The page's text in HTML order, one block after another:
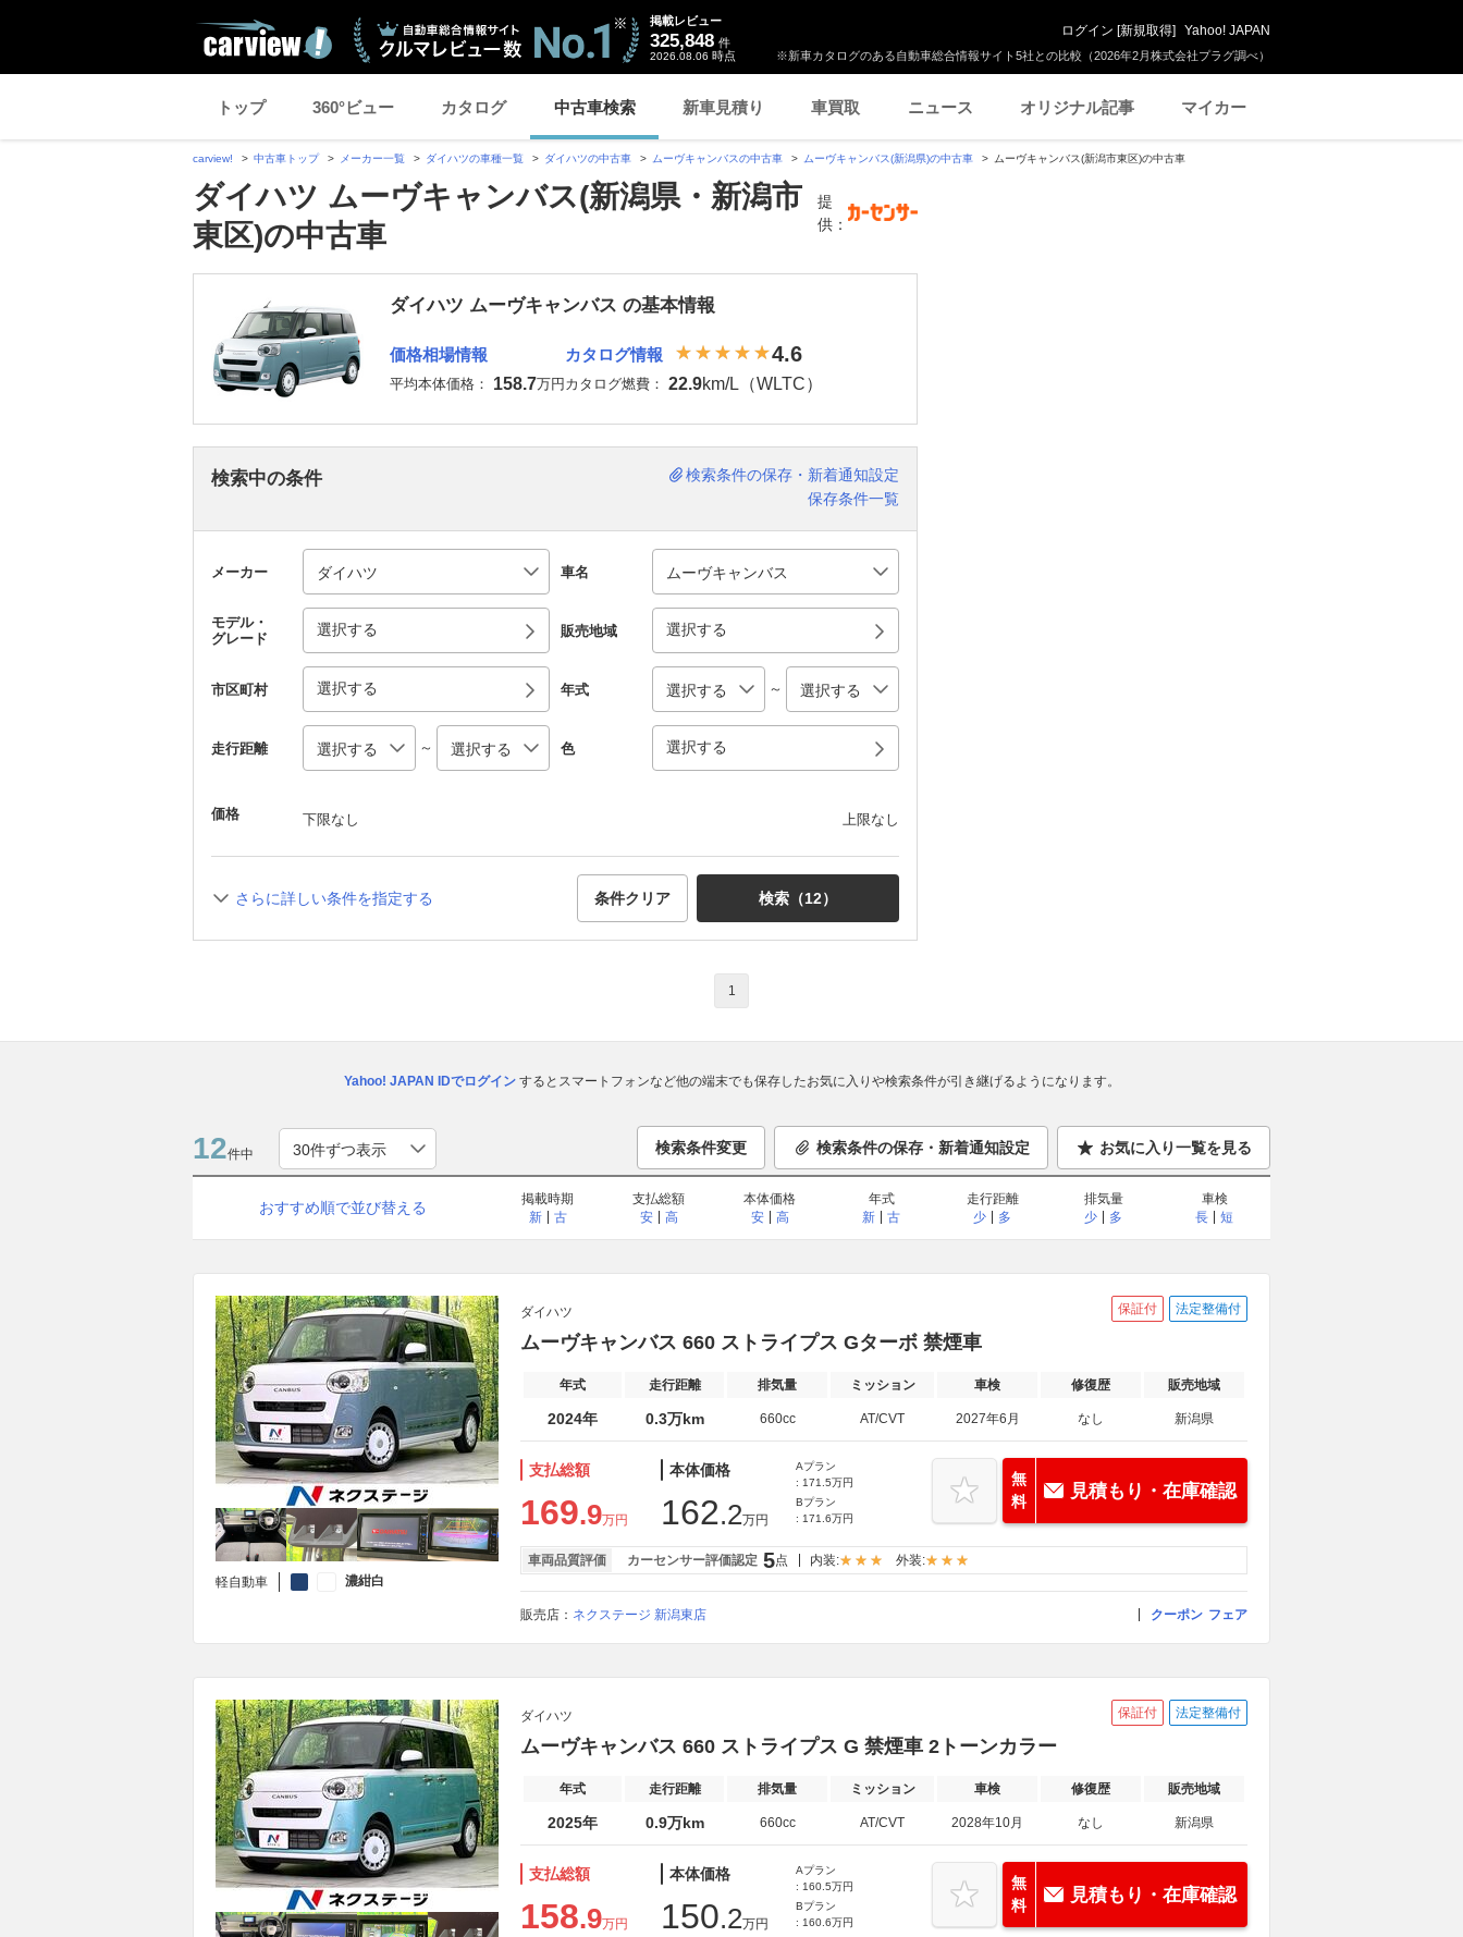
※新車カタログのある自動車総合情報サイト5社との比較（2026年2月株式会社プラグ調べ）
掲載レビュー
325,848 件
2026.08.06 時点
ログイン [新規取得] Yahoo! JAPAN
トップ 360°ビュー カタログ 中古車検索 新車見積り 車買取 ニュース オリジナル記事 マイカー
carview! 中古車トップ メーカー一覧 ダイハツの車種一覧 ダイハツの中古車 ムーヴキャンバスの中古車 ムーヴキャンバス(新潟県)の中古車 ムーヴキャンバス(新潟市東区)の中古車
ダイハツ ムーヴキャンバス(新潟県・新潟市
東区)の中古車
提
供：
ダイハツ ムーヴキャンバス の基本情報
価格相場情報
平均本体価格： 158.7万円
カタログ情報 4.6
カタログ燃費： 22.9km/L（WLTC）
検索中の条件
検索条件の保存・新着通知設定
保存条件一覧
メーカー 車名
モデル・
グレード
選択する 販売地域 選択する
市区町村 選択する 年式 ～
走行距離 ～ 色 選択する
価格 下限なし 上限なし
さらに詳しい条件を指定する 条件クリア 検索（12）
1
Yahoo! JAPAN IDでログインするとスマートフォンなど他の端末でも保存したお気に入りや検索条件が引き継げるようになります。
12件中 検索条件変更 検索条件の保存・新着通知設定 お気に入り一覧を見る
おすすめ順で並び替える
掲載時期
新
古
支払総額
安
高
本体価格
安
高
年式
新
古
走行距離
少
多
排気量
少
多
車検
長
短
軽自動車 濃紺白
ダイハツ 保証付 法定整備付
ムーヴキャンバス 660 ストライプス Gターボ 禁煙車
年式 走行距離 排気量 ミッション 車検 修復歴 販売地域
2024年 0.3万km 660cc AT/CVT 2027年6月 なし 新潟県
支払総額
169.9万円
本体価格
162.2万円
Aプラン
: 171.5万円
Bプラン
: 171.6万円
無
料
見積もり・在庫確認
車両品質評価 カーセンサー評価認定 5点 内装: 外装:
販売店： ネクステージ 新潟東店 クーポン フェア
ダイハツ 保証付 法定整備付
ムーヴキャンバス 660 ストライプス G 禁煙車 2トーンカラー
年式 走行距離 排気量 ミッション 車検 修復歴 販売地域
2025年 0.9万km 660cc AT/CVT 2028年10月 なし 新潟県
支払総額
158.9万円
本体価格
150.2万円
Aプラン
: 160.5万円
Bプラン
: 160.6万円
無
料
見積もり・在庫確認